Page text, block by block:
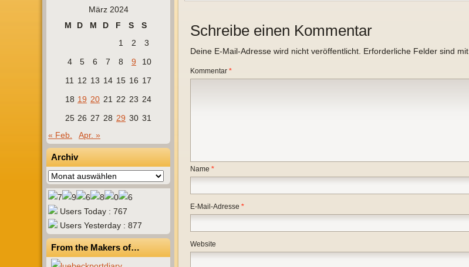
März 2024
M
D M D F S
S
1
2
3
4
5 6 7 8 9
10
11
12 13 14 15 16 17
18 19 20 21 22 23 24
25 26 27 28 29 30 31
« Feb.
Apr. »
Archiv
Archiv
Users Today : 767
Users Yesterday : 877
From the Makers of…
Schreibe einen Kommentar
Deine E-Mail-Adresse wird nicht veröffentlicht. Erforderliche Felder sind mit
Kommentar *
Name *
E-Mail-Adresse *
Website